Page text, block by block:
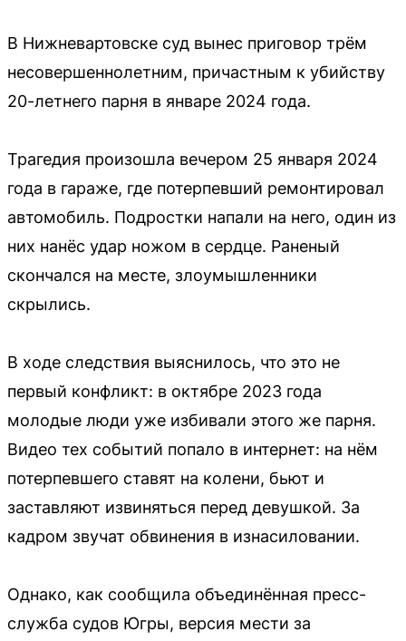
В Нижневартовске суд вынес приговор трём
несовершеннолетним, причастным к убийству
20-летнего парня в январе 2024 года.
Трагедия произошла вечером 25 января 2024
года в гараже, где потерпевший ремонтировал
автомобиль. Подростки напали на него, один из
них нанёс удар ножом в сердце. Раненый
скончался на месте, злоумышленники
скрылись.
В ходе следствия выяснилось, что это не
первый конфликт: в октябре 2023 года
молодые люди уже избивали этого же парня.
Видео тех событий попало в интернет: на нём
потерпевшего ставят на колени, бьют и
заставляют извиняться перед девушкой. За
кадром звучат обвинения в изнасиловании.
Однако, как сообщила объединённая пресс-
служба судов Югры, версия мести за